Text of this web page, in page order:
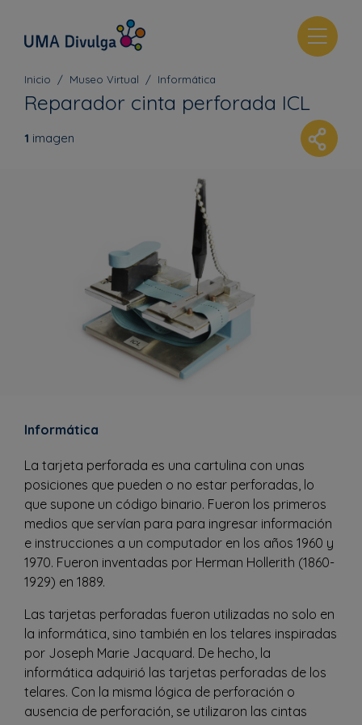
T
o
l
e
n
Inicio Museo Virtual Informática
Reparador cinta perforada ICL
1 imagen
Informática
La tarjeta perforada es una cartulina con unas
posiciones que pueden o no estar perforadas, lo
que supone un código binario. Fueron los primeros
medios que servían para para ingresar información
e instrucciones a un computador en los años 1960 y
1970. Fueron inventadas por Herman Hollerith (1860-
1929) en 1889.
Las tarjetas perforadas fueron utilizadas no solo en
la informática, sino también en los telares inspiradas
por Joseph Marie Jacquard. De hecho, la
informática adquirió las tarjetas perforadas de los
telares. Con la misma lógica de perforación o
ausencia de perforación, se utilizaron las cintas